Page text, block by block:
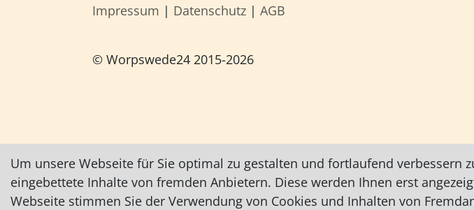
Impressum | Datenschutz | AGB
© Worpswede24 2015-2026
Um unsere Webseite für Sie optimal zu gestalten und fortlaufend verbessern
eingebettete Inhalte von fremden Anbietern. Diese werden Ihnen erst
Webseite stimmen Sie der Verwendung von Cookies und Inhalten von